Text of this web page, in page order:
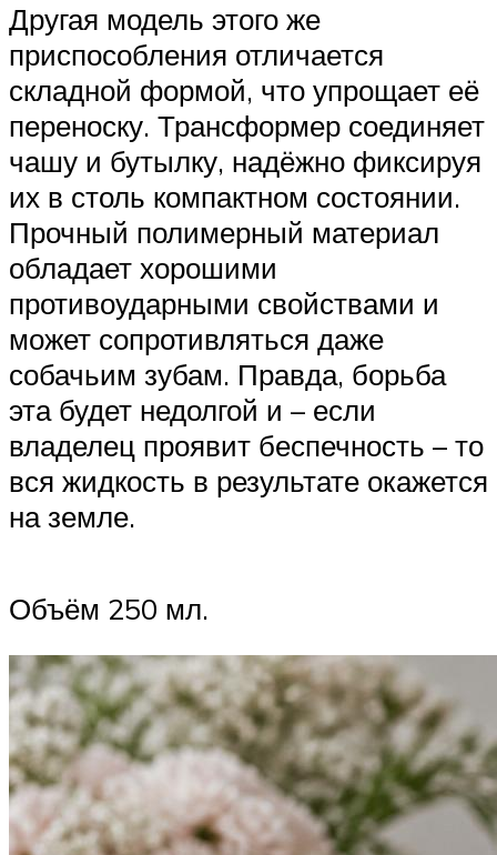
Другая модель этого же
приспособления отличается
складной формой, что упрощает её
переноску. Трансформер соединяет
чашу и бутылку, надёжно фиксируя
их в столь компактном состоянии.
Прочный полимерный материал
обладает хорошими
противоударными свойствами и
может сопротивляться даже
собачьим зубам. Правда, борьба
эта будет недолгой и – если
владелец проявит беспечность – то
вся жидкость в результате окажется
на земле.
Объём 250 мл.